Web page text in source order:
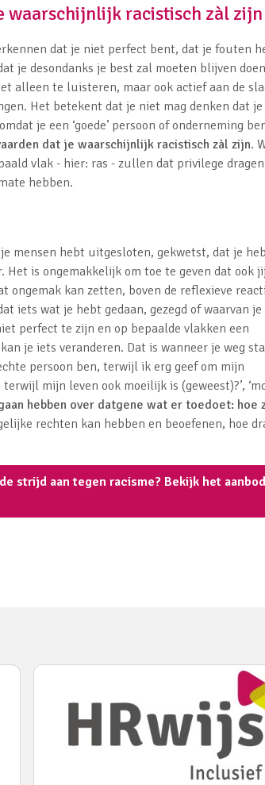
waarschijnlijk racistisch zàl zijn
dat je niet perfect bent, dat je fouten
je desondanks je best zal moeten blijven
alleen te luisteren, maar ook actief aan de
Het betekent dat je niet mag denken dat
je een ‘goede’ persoon of onderneming
dat je waarschijnlijk racistisch zàl zijn.
vlak - hier: ras - zullen dat privilege
hebben.
mensen hebt uitgesloten, gekwetst, dat je
Het is ongemakkelijk om toe te geven dat ook jij
ongemak kan zetten, boven de reflexieve
iets wat je hebt gedaan, gezegd of waarvan
perfect te zijn en op bepaalde vlakken een
je iets veranderen. Dat is wanneer je weg
persoon ben, terwijl ik erg geef om mijn
mijn leven ook moeilijk is (geweest)?’,
hebben over datgene wat er toedoet: hoe
rechten kan hebben en beoefenen, hoe
strijd aan tegen racisme? Bekijk het